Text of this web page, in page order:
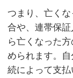
つまり、亡く
合や、連帯保
ら亡くなった
められます。
続によって支払